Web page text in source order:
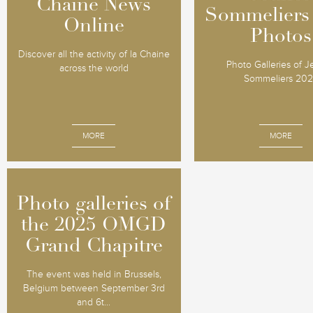
Chaine News
Online
Discover all the activity of la Chaine
across the world
MORE
Chaine News
Online
Sommeliers
Photos
Photo Galleries of
Sommeliers
MORE
Sommeliers
Photos
Photo galleries of
the 2025 OMGD
Grand Chapitre
The event was held in Brussels,
Belgium between September 3rd
and 6t...
Photo galleries of
the 2025 OMGD
Grand Chapitre